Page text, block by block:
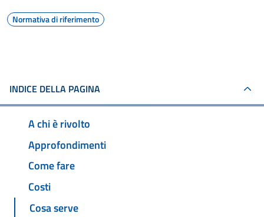
Normativa di riferimento
INDICE DELLA PAGINA
A chi è rivolto
Approfondimenti
Come fare
Costi
Cosa serve